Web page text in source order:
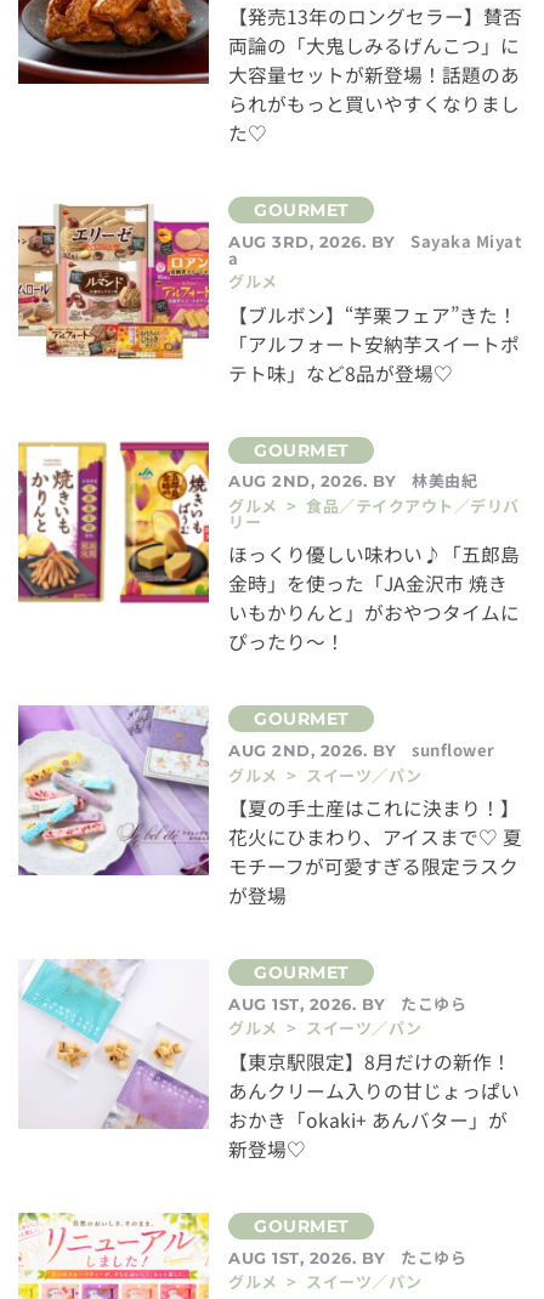
【発売13年のロングセラー】賛否
両論の「大鬼しみるげんこつ」に
大容量セットが新登場！話題のあ
られがもっと買いやすくなりまし
た♡
AUG 3RD, 2026. BY Sayaka Miyat
a
グルメ
【ブルボン】“芋栗フェア”きた！
「アルフォート安納芋スイートポ
テト味」など8品が登場♡
AUG 2ND, 2026. BY
林美由紀
グルメ > 食品／テイクアウト／デリバ
リー
ほっくり優しい味わい♪「五郎島
金時」を使った「JA金沢市 焼き
いもかりんと」がおやつタイムに
ぴったり～！
AUG 2ND, 2026. BY
sunflower
グルメ > スイーツ／パン
【夏の手土産はこれに決まり！】
花火にひまわり、アイスまで♡ 夏
モチーフが可愛すぎる限定ラスク
が登場
AUG 1ST, 2026. BY
たこゆら
グルメ > スイーツ／パン
【東京駅限定】8月だけの新作！
あんクリーム入りの甘じょっぱい
おかき「okaki+ あんバター」が
新登場♡
AUG 1ST, 2026. BY
たこゆら
グルメ > スイーツ／パン